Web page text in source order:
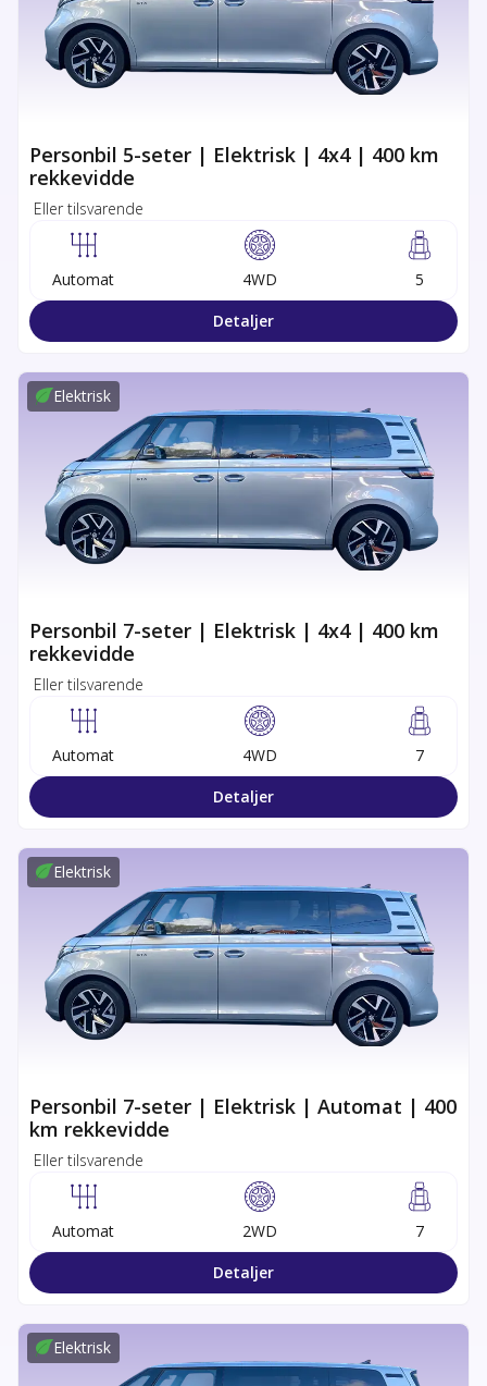
Personbil 5-seter | Elektrisk | 4x4 | 400 km
rekkevidde
Eller tilsvarende
Automat 4WD
5
Detaljer
Elektrisk
Personbil 7-seter | Elektrisk | 4x4 | 400 km
rekkevidde
Eller tilsvarende
Automat 4WD
7
Detaljer
Elektrisk
Personbil 7-seter | Elektrisk | Automat | 400
km rekkevidde
Eller tilsvarende
Automat 2WD
7
Detaljer
Elektrisk